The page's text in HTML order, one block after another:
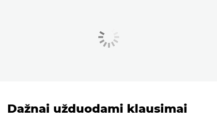
Dažnai užduodami klausimai